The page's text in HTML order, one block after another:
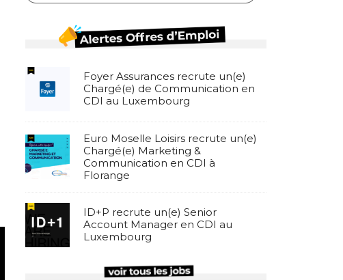
Foyer Assurances recrute un(e)
Chargé(e) de Communication en
CDI au Luxembourg
Euro Moselle Loisirs recrute un(e)
Chargé(e) Marketing &
Communication en CDI à
Florange
ID+P recrute un(e) Senior
Account Manager en CDI au
Luxembourg